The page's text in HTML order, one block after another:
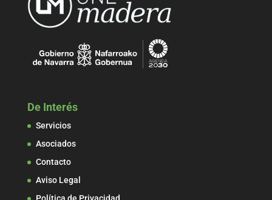
De Interés
Servicios
Asociados
Contacto
Aviso Legal